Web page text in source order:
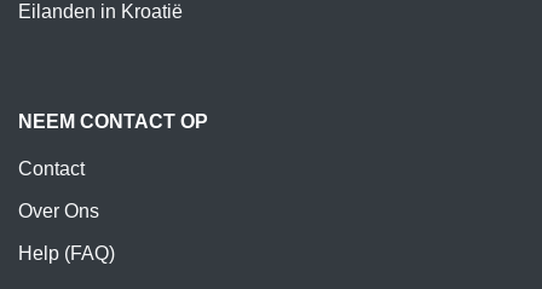
Eilanden in Kroatië
NEEM CONTACT OP
Contact
Over Ons
Help (FAQ)